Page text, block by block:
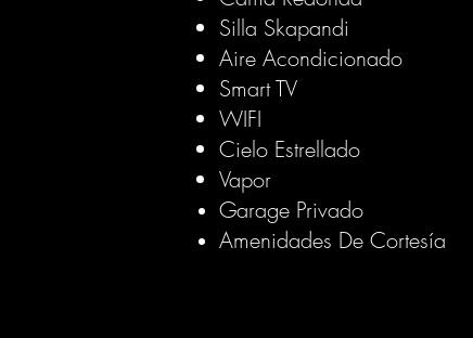
Silla Skapandi
Aire Acondicionado
Smart TV
WIFI
Cielo Estrellado
Vapor
Garage Privado
Amenidades De Cortesía